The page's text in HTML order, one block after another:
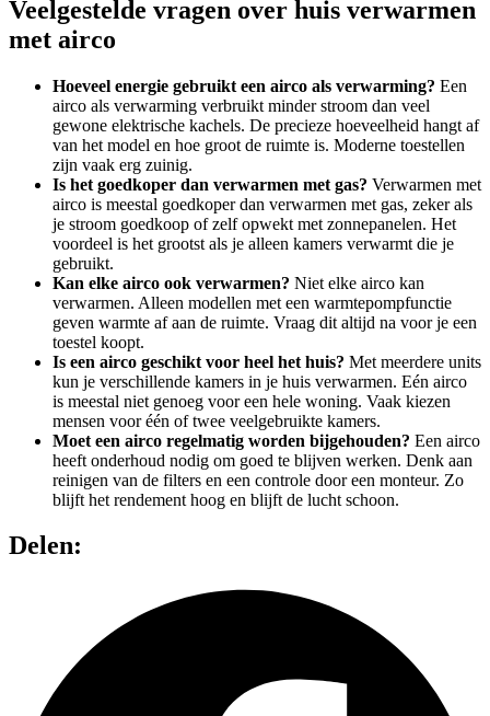
Veelgestelde vragen over huis verwarmen
met airco
Hoeveel energie gebruikt een airco als verwarming? Een
airco als verwarming verbruikt minder stroom dan veel
gewone elektrische kachels. De precieze hoeveelheid hangt af
van het model en hoe groot de ruimte is. Moderne toestellen
zijn vaak erg zuinig.
Is het goedkoper dan verwarmen met gas? Verwarmen met
airco is meestal goedkoper dan verwarmen met gas, zeker als
je stroom goedkoop of zelf opwekt met zonnepanelen. Het
voordeel is het grootst als je alleen kamers verwarmt die je
gebruikt.
Kan elke airco ook verwarmen? Niet elke airco kan
verwarmen. Alleen modellen met een warmtepompfunctie
geven warmte af aan de ruimte. Vraag dit altijd na voor je een
toestel koopt.
Is een airco geschikt voor heel het huis? Met meerdere units
kun je verschillende kamers in je huis verwarmen. Eén airco
is meestal niet genoeg voor een hele woning. Vaak kiezen
mensen voor één of twee veelgebruikte kamers.
Moet een airco regelmatig worden bijgehouden? Een airco
heeft onderhoud nodig om goed te blijven werken. Denk aan
reinigen van de filters en een controle door een monteur. Zo
blijft het rendement hoog en blijft de lucht schoon.
Delen: